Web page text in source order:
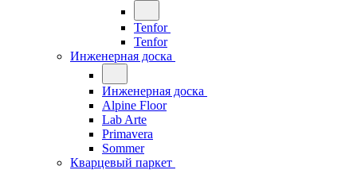
Tenfor
Tenfor
Инженерная доска
Инженерная доска
Alpine Floor
Lab Arte
Primavera
Sommer
Кварцевый паркет